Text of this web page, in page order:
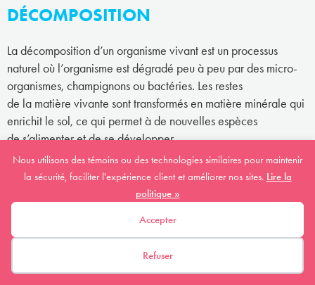
DÉCOMPOSITION
La décomposition d’un organisme vivant est un processus
naturel où l’organisme est dégradé peu à peu par des micro-
organismes, champignons ou bactéries. Les restes
de la matière vivante sont transformés en matière minérale qui
enrichit le sol, ce qui permet à de nouvelles espèces
de s’alimenter et de se développer.
DÉGRADATION DE L'HABITAT
La dégradation d’un habitat signifie que l’habitat est affecté
par des changements sans pour autant que sa grandeur
(superficie) diminue. Par exemple, si la qualité de l’eau
Nous utilisons des témoins ou des technologies similaires pour maintenir
la sécurité, faciliter l'expérience client et améliorer nos sites. Lire la
politique »
Accepter
Refuser